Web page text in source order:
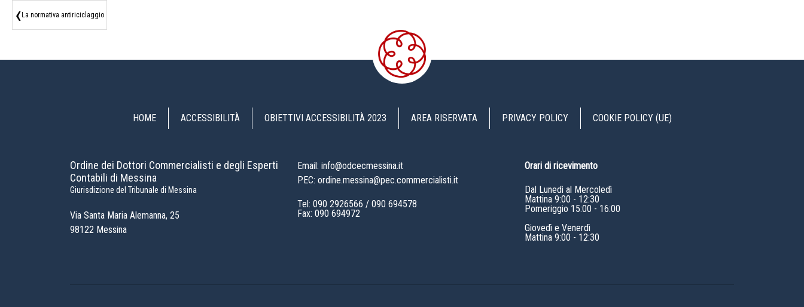
‹ La normativa antiriciclaggio
HOME ACCESSIBILITÀ OBIETTIVI ACCESSIBILITÀ 2023 AREA RISERVATA PRIVACY POLICY COOKIE POLICY (UE)
Ordine dei Dottori Commercialisti e degli Esperti
Contabili di Messina
Giurisdizione del Tribunale di Messina
Via Santa Maria Alemanna, 25
98122 Messina
Email: info@odcecmessina.it
PEC: ordine.messina@pec.commercialisti.it
Tel: 090 2926566 / 090 694578
Fax: 090 694972
Orari di ricevimento
Dal Lunedì al Mercoledì
Mattina 9:00 - 12:30
Pomeriggio 15:00 - 16:00
Giovedì e Venerdì
Mattina 9:00 - 12:30